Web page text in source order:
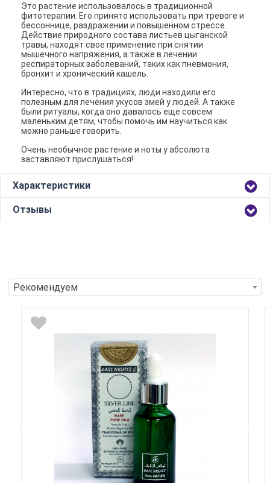
Это растение использовалось в традиционной
фитотерапии. Его принято использовать при тревоге и
бессоннице, раздражении и повышенном стрессе.
Действие природного состава листьев цыганской
травы, находят свое применение при снятии
мышечного напряжения, а также в лечении
респираторных заболеваний, таких как пневмония,
бронхит и хронический кашель.
Интересно, что в традициях, люди находили его
полезным для лечения укусов змей у людей. А также
были ритуалы, когда оно давалось еще совсем
маленьким детям, чтобы помочь им научиться как
можно раньше говорить.
Очень необычное растение и ноты у абсолюта
заставляют прислушаться!
Характеристики
Отзывы
Рекомендуем